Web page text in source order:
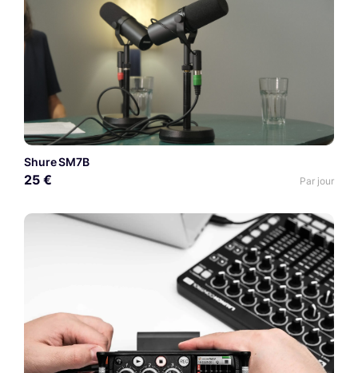
Shure SM7B
25 € Par jour